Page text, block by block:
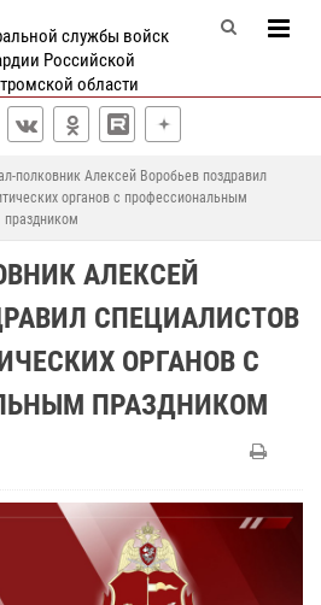
службы войск
Российской
области
полковник Алексей Воробьев поздравил
органов с профессиональным
праздником
АЛЕКСЕЙ
СПЕЦИАЛИСТОВ
ОРГАНОВ С
ПРАЗДНИКОМ